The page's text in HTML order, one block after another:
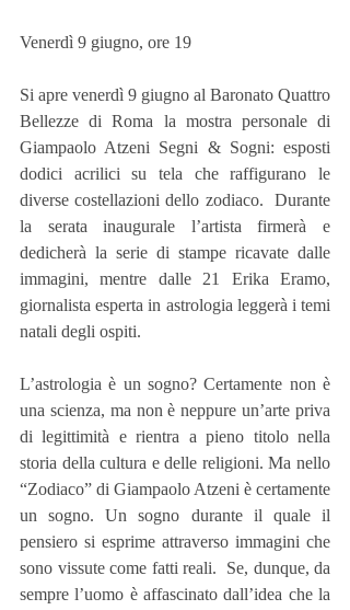
Venerdì 9 giugno, ore 19
Si apre venerdì 9 giugno al Baronato Quattro
Bellezze di Roma la mostra personale di
Giampaolo Atzeni Segni & Sogni: esposti
dodici acrilici su tela che raffigurano le
diverse costellazioni dello zodiaco.  Durante
la serata inaugurale l’artista firmerà e
dedicherà la serie di stampe ricavate dalle
immagini, mentre dalle 21 Erika Eramo,
giornalista esperta in astrologia leggerà i temi
natali degli ospiti.
L’astrologia è un sogno? Certamente non è
una scienza, ma non è neppure un’arte priva
di legittimità e rientra a pieno titolo nella
storia della cultura e delle religioni. Ma nello
“Zodiaco” di Giampaolo Atzeni è certamente
un sogno. Un sogno durante il quale il
pensiero si esprime attraverso immagini che
sono vissute come fatti reali.  Se, dunque, da
sempre l’uomo è affascinato dall’idea che la